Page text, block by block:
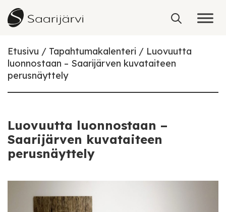
Skip to content
Etusivu Tapahtumakalenteri
Luovuutta
luonnostaan – Saarijärven kuvataiteen
perusnäyttely
Luovuutta luonnostaan –
Saarijärven kuvataiteen
perusnäyttely